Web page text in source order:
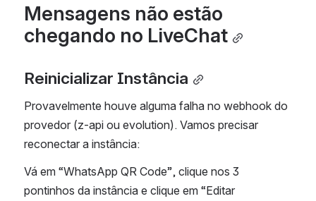
Mensagens não estão
chegando no LiveChat
Reinicializar Instância
Provavelmente houve alguma falha no webhook do
provedor (z-api ou evolution). Vamos precisar
reconectar a instância:
Vá em “WhatsApp QR Code”, clique nos 3
pontinhos da instância e clique em “Editar